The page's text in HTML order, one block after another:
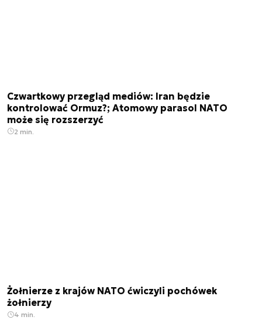
Czwartkowy przegląd mediów: Iran będzie
kontrolować Ormuz?; Atomowy parasol NATO
może się rozszerzyć
2 min.
Żołnierze z krajów NATO ćwiczyli pochówek
żołnierzy
4 min.